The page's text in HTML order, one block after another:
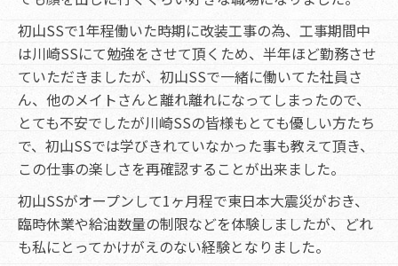
初山SSで1年程働いた時期に改装工事の為、工事期間中
は川崎SSにて勉強をさせて頂くため、半年ほど勤務させ
ていただきましたが、初山SSで一緒に働いてた社員さ
ん、他のメイトさんと離れ離れになってしまったので、
とても不安でしたが川崎SSの皆様もとても優しい方たち
で、初山SSでは学びきれていなかった事も教えて頂き、
この仕事の楽しさを再確認することが出来ました。
初山SSがオープンして1ヶ月程で東日本大震災がおき、
臨時休業や給油数量の制限などを体験しましたが、どれ
も私にとってかけがえのない経験となりました。